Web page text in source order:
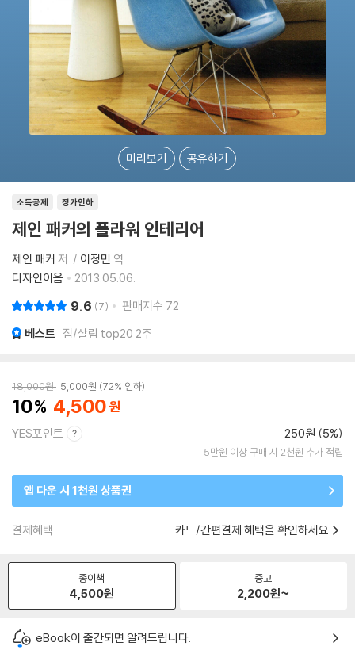
미리보기 공유하기
소득공제 정가인하
제인 패커의 플라워 인테리어
제인 패커 저 이정민 역
디자인이음
2013.05.06.
9.6 7 판매지수 72
베스트 집/살림 top20 2주
18,000원 5,000원 72% 인하
10 4,500
YES포인트 250원 (5%)
5만원 이상 구매 시 2천원 추가 적립
앱 다운 시 1천원 상품권
결제혜택 카드/간편결제 혜택을 확인하세요
종이책
4,500원
중고
2,200원~
eBook이 출간되면 알려드립니다.